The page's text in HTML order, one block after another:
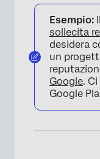
Esempio:
sollecita
desidera
un
Google.
Google